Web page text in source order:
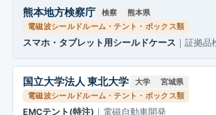
熊本地方検察庁 検察
熊本県
電磁波シールドルーム・テント・ボックス類
スマホ・タブレット用シールドケース ｜証拠品
国立大学法人 東北大学 大学
宮城県
電磁波シールドルーム・テント・ボックス類
EMCテント(特注) ｜電磁自動車開発